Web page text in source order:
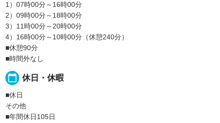
1）07時00分～16時00分
2）09時00分～18時00分
3）11時00分～20時00分
4）16時00分～10時00分（休憩240分）
■休憩90分
■時間外なし
calendar_today 休日・休暇
■休日
その他
■年間休日105日